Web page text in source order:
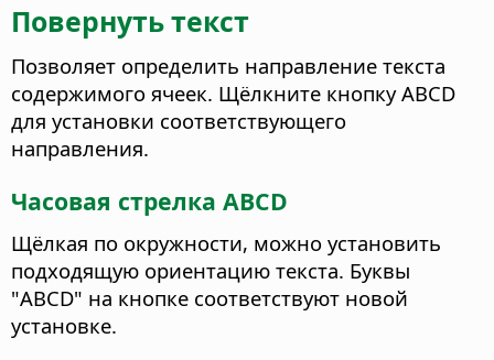
Повернуть текст
Позволяет определить направление текста
содержимого ячеек. Щёлкните кнопку ABCD
для установки соответствующего
направления.
Часовая стрелка ABCD
Щёлкая по окружности, можно установить
подходящую ориентацию текста. Буквы
"ABCD" на кнопке соответствуют новой
установке.